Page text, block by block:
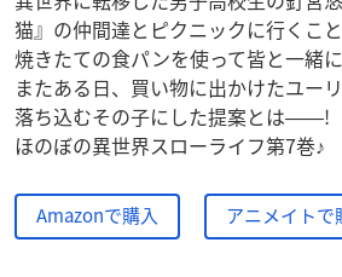
猫』の仲間達とピクニックに行くこと
焼きたての食パンを使って皆と一緒
またある日、買い物に出かけたユー
落ち込むその子にした提案とは――!
ほのぼの異世界スローライフ第7巻♪
Amazonで購入 アニメイトで